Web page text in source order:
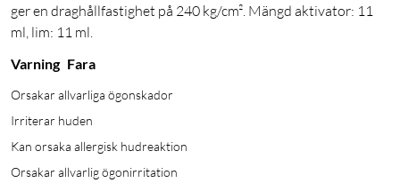
ger en draghållfastighet på 240 kg/cm². Mängd aktivator: 11
ml, lim: 11 ml.
Varning Fara
Orsakar allvarliga ögonskador
Irriterar huden
Kan orsaka allergisk hudreaktion
Orsakar allvarlig ögonirritation